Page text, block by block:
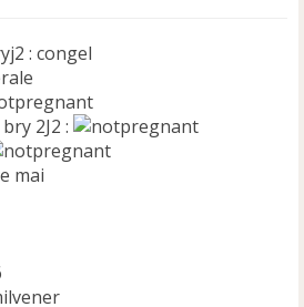
: congel
2J2 :
mai